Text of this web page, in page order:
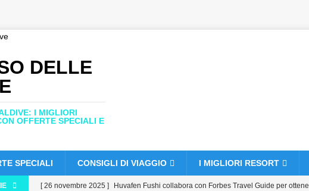
DELLE
I MIGLIORI
OFFERTE SPECIALI E
SPECIALI CONSIGLI DI VIAGGIO I MIGLIORI RESORT
[ 26 novembre 2025 ] Huvafen Fushi collabora con Forbes Travel Guide per